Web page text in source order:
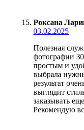
Роксана
03.02.2025
Полезная
фотографии
простым и
выбрала
результат
выглядит
заказывать
Рекомендую